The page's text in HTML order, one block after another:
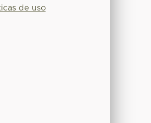
de uso